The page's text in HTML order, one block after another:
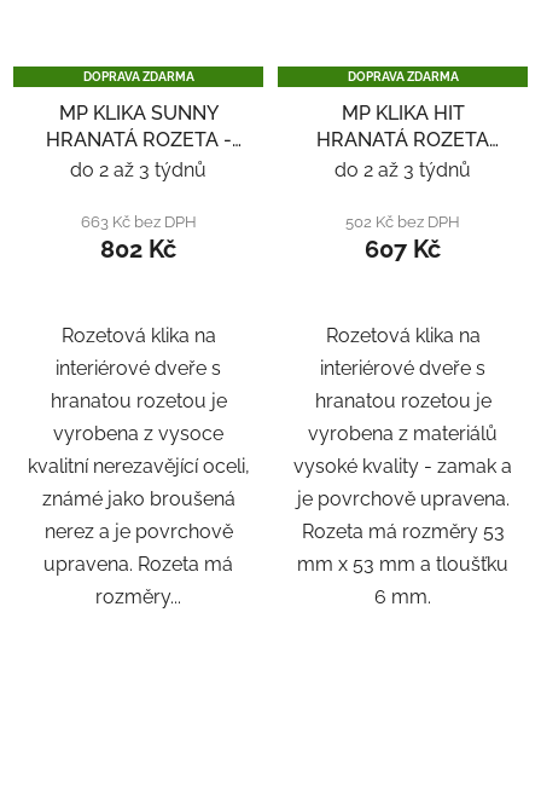
DOPRAVA ZDARMA
MP KLIKA SUNNY
HRANATÁ ROZETA -
ČERNÁ
do 2 až 3 týdnů
663 Kč bez DPH
802 Kč
Rozetová klika na
interiérové ​​dveře s
hranatou rozetou je
vyrobena z vysoce
kvalitní nerezavějící oceli,
známé jako broušená
nerez a je povrchově
upravena. Rozeta má
rozměry...
DOPRAVA ZDARMA
MP KLIKA HIT
HRANATÁ ROZETA
SQ6 - ČERNÁ
do 2 až 3 týdnů
502 Kč bez DPH
607 Kč
Rozetová klika na
interiérové ​​dveře s
hranatou rozetou je
vyrobena z materiálů
vysoké kvality - zamak a
je povrchově upravena.
Rozeta má rozměry 53
mm x 53 mm a tloušťku
6 mm.